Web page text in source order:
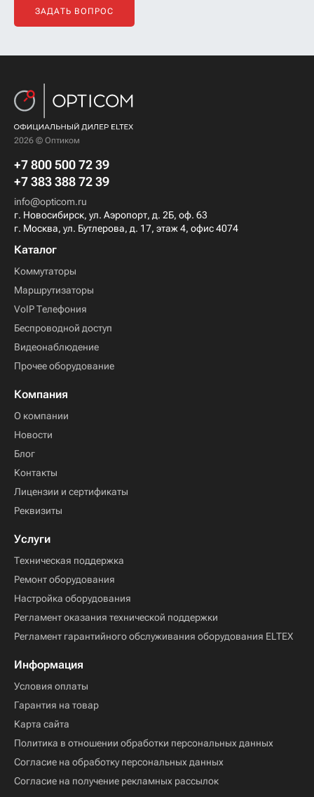
ЗАДАТЬ ВОПРОС
2026 © Оптиком
+7 800 500 72 39
+7 383 388 72 39
info@opticom.ru
г. Новосибирск, ул. Аэропорт, д. 2Б, оф. 63
г. Москва, ул. Бутлерова, д. 17, этаж 4, офис 4074
Каталог
Коммутаторы
Маршрутизаторы
VoIP Телефония
Беспроводной доступ
Видеонаблюдение
Прочее оборудование
Компания
О компании
Новости
Блог
Контакты
Лицензии и сертификаты
Реквизиты
Услуги
Техническая поддержка
Ремонт оборудования
Настройка оборудования
Регламент оказания технической поддержки
Регламент гарантийного обслуживания оборудования ELTEX
Информация
Условия оплаты
Гарантия на товар
Карта сайта
Политика в отношении обработки персональных данных
Согласие на обработку персональных данных
Согласие на получение рекламных рассылок